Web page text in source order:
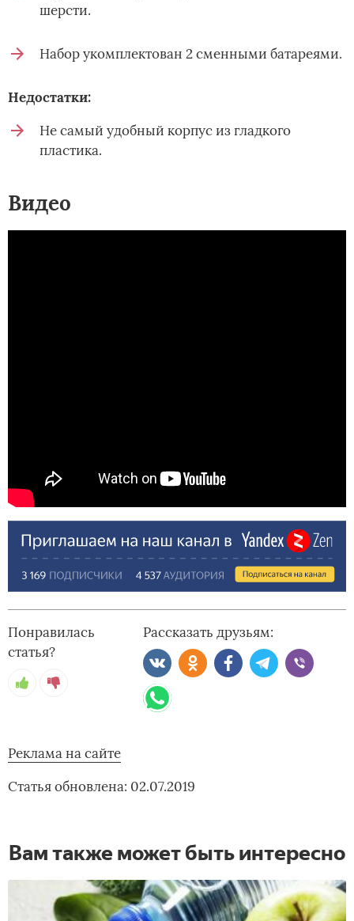
шерсти.
Набор укомплектован 2 сменными батареями.
Недостатки:
Не самый удобный корпус из гладкого
пластика.
Видео
Понравилась
статья?
Рассказать друзьям:
Реклама на сайте
Статья обновлена: 02.07.2019
Вам также может быть интересно